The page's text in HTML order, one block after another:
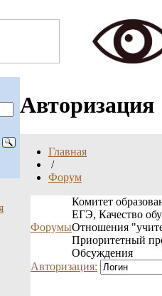
Авторизация
Главная
/
Форум
Форумы
Комитет
ЕГЭ, Качество
Отношения
Приоритетный
Обсуждения
Авторизация: